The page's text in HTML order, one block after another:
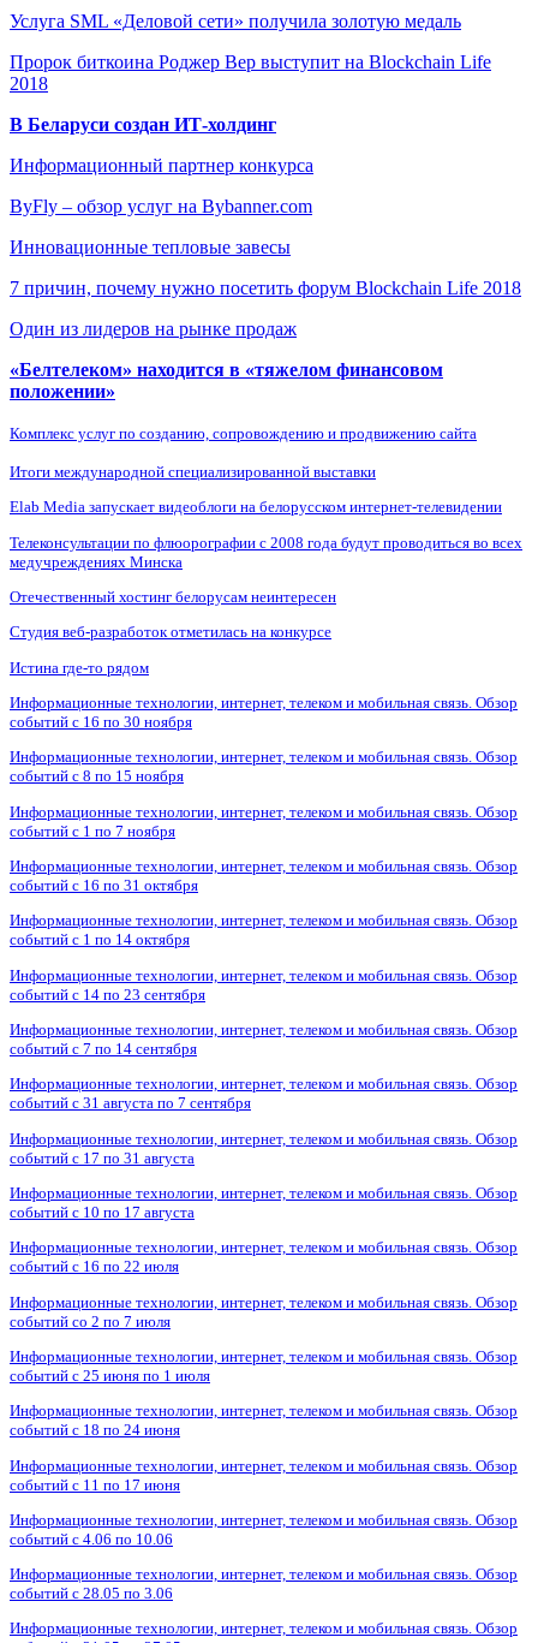
Услуга SML «Деловой сети» получила золотую медаль
Пророк биткоина Роджер Вер выступит на Blockchain Life
2018
В Беларуси создан ИТ-холдинг
Информационный партнер конкурса
ByFly – обзор услуг на Bybanner.com
Инновационные тепловые завесы
7 причин, почему нужно посетить форум Blockchain Life 2018
Один из лидеров на рынке продаж
«Белтелеком» находится в «тяжелом финансовом
положении»
Комплекс услуг по созданию, сопровождению и продвижению сайта
Итоги международной специализированной выставки
Elab Media запускает видеоблоги на белорусском интернет-телевидении
Телеконсультации по флюорографии с 2008 года будут проводиться во всех
медучреждениях Минска
Отечественный хостинг белорусам неинтересен
Студия веб-разработок отметилась на конкурсе
Истина где-то рядом
Информационные технологии, интернет, телеком и мобильная связь. Обзор
событий с 16 по 30 ноября
Информационные технологии, интернет, телеком и мобильная связь. Обзор
событий с 8 по 15 ноября
Информационные технологии, интернет, телеком и мобильная связь. Обзор
событий с 1 по 7 ноября
Информационные технологии, интернет, телеком и мобильная связь. Обзор
событий с 16 по 31 октября
Информационные технологии, интернет, телеком и мобильная связь. Обзор
событий с 1 по 14 октября
Информационные технологии, интернет, телеком и мобильная связь. Обзор
событий с 14 по 23 сентября
Информационные технологии, интернет, телеком и мобильная связь. Обзор
событий с 7 по 14 сентября
Информационные технологии, интернет, телеком и мобильная связь. Обзор
событий с 31 августа по 7 сентября
Информационные технологии, интернет, телеком и мобильная связь. Обзор
событий с 17 по 31 августа
Информационные технологии, интернет, телеком и мобильная связь. Обзор
событий с 10 по 17 августа
Информационные технологии, интернет, телеком и мобильная связь. Обзор
событий с 16 по 22 июля
Информационные технологии, интернет, телеком и мобильная связь. Обзор
событий со 2 по 7 июля
Информационные технологии, интернет, телеком и мобильная связь. Обзор
событий с 25 июня по 1 июля
Информационные технологии, интернет, телеком и мобильная связь. Обзор
событий с 18 по 24 июня
Информационные технологии, интернет, телеком и мобильная связь. Обзор
событий с 11 по 17 июня
Информационные технологии, интернет, телеком и мобильная связь. Обзор
событий с 4.06 по 10.06
Информационные технологии, интернет, телеком и мобильная связь. Обзор
событий с 28.05 по 3.06
Информационные технологии, интернет, телеком и мобильная связь. Обзор